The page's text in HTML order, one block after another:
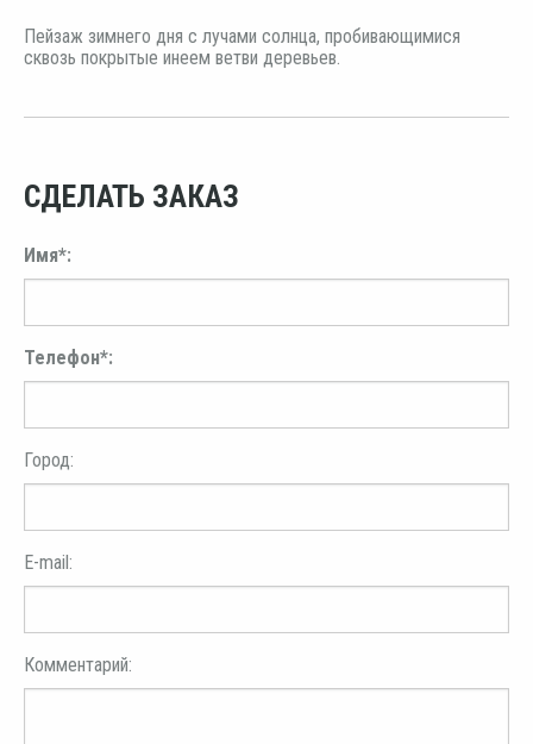
Пейзаж зимнего дня с лучами солнца, пробивающимися
сквозь покрытые инеем ветви деревьев.
СДЕЛАТЬ ЗАКАЗ
Имя*:
Телефон*:
Город:
E-mail:
Комментарий: